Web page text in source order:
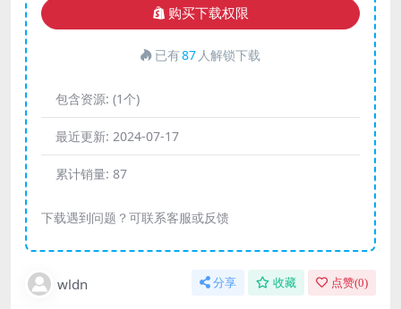
购买下载权限
已有87 人解锁下载
包含资源: (1个)
最近更新: 2024-07-17
累计销量: 87
下载遇到问题？可联系客服或反馈
wldn 分享 收藏 点赞(0)